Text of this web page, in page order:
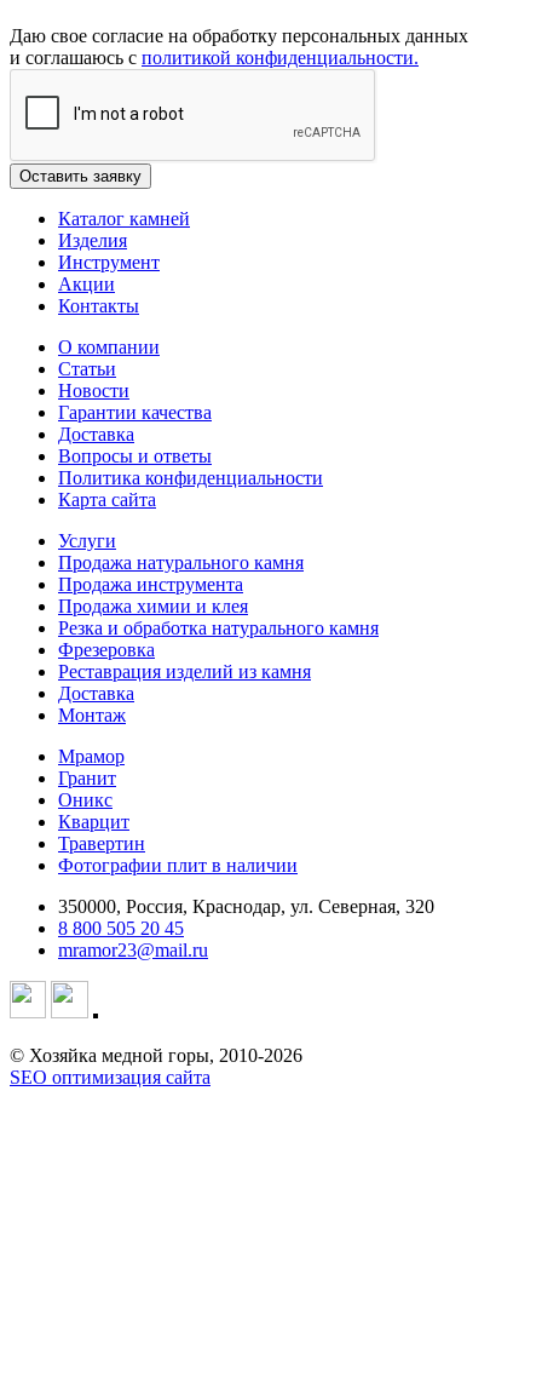
Даю свое согласие на обработку персональных данных
и соглашаюсь с политикой конфиденциальности.
Каталог камней
Изделия
Инструмент
Акции
Контакты
О компании
Статьи
Новости
Гарантии качества
Доставка
Вопросы и ответы
Политика конфиденциальности
Карта сайта
Услуги
Продажа натурального камня
Продажа инструмента
Продажа химии и клея
Резка и обработка натурального камня
Фрезеровка
Реставрация изделий из камня
Доставка
Монтаж
Мрамор
Гранит
Оникс
Кварцит
Травертин
Фотографии плит в наличии
350000, Россия, Краснодар, ул. Северная, 320
8 800 505 20 45
mramor23@mail.ru
© Хозяйка медной горы, 2010-2026
SEO оптимизация сайта